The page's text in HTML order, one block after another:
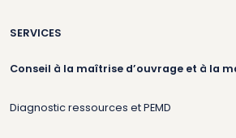
SERVICES
Conseil à la maîtrise d’ouvrage et à la
Diagnostic ressources et PEMD